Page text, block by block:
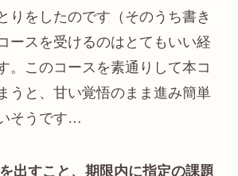
りをしたのです（そのうち書き
ースを受けるのはとてもいい経
。このコースを素通りして本コ
うと、甘い覚悟のまま進み簡単
そうです…
出すこと、期限内に指定の課題